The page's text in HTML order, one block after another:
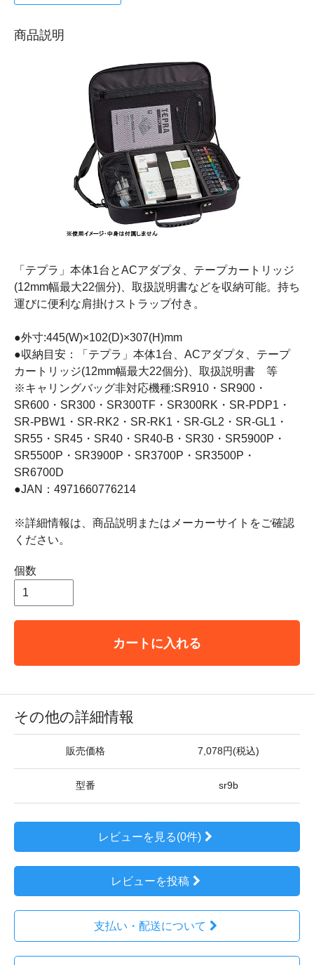
商品説明
「テプラ」本体1台とACアダプタ、テープカートリッジ
(12mm幅最大22個分)、取扱説明書などを収納可能。持ち
運びに便利な肩掛けストラップ付き。
●外寸:445(W)×102(D)×307(H)mm
●収納目安：「テプラ」本体1台、ACアダプタ、テープ
カートリッジ(12mm幅最大22個分)、取扱説明書 等
※キャリングバッグ非対応機種:SR910・SR900・
SR600・SR300・SR300TF・SR300RK・SR-PDP1・
SR-PBW1・SR-RK2・SR-RK1・SR-GL2・SR-GL1・
SR55・SR45・SR40・SR40-B・SR30・SR5900P・
SR5500P・SR3900P・SR3700P・SR3500P・
SR6700D
●JAN：4971660776214
※詳細情報は、商品説明またはメーカーサイトをご確認
ください。
個数
カートに入れる
その他の詳細情報
販売価格 7,078円(税込)
型番 sr9b
レビューを見る(0件)
レビューを投稿
支払い・配送について